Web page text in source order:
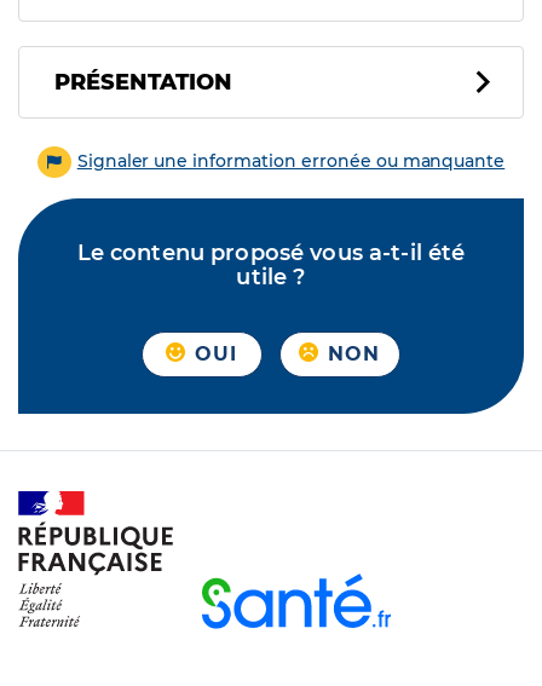
PRÉSENTATION
Signaler une information erronée ou manquante
Le contenu proposé vous a-t-il été
utile ?
OUI NON